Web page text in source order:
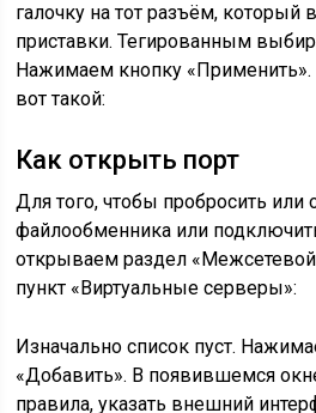
галочку на тот разъём, который
приставки. Тегированным
Нажимаем кнопку «Применить».
вот такой:
Как открыть порт
Для того, чтобы пробросить или
файлообменника или
открываем раздел
пункт «Виртуальные серверы»:
Изначально список пуст.
«Добавить». В появившемся
правила, указать внешний